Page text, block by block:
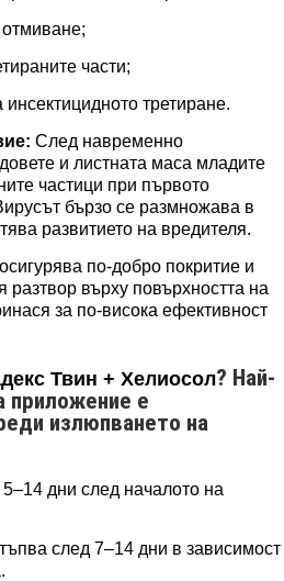
отмиване;
части;
третиране.​​​​
След навременно
и листната маса младите
частици при първото
бързо се размножава в
развитието на вредителя.
по-добро покритие и
върху повърхността на
за по-висока ефективност
Твин + Хелиосол? Най-
приложение е
излюпването на
дни след началото на
след 7–14 дни в зависимост